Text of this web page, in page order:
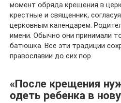
момент обряда крещения в
крестные и священник,
церковным календарем.
имени. Обычно они принимали
батюшка. Все эти традиции
православии до сих пор.
«После крещения
одеть ребенка в